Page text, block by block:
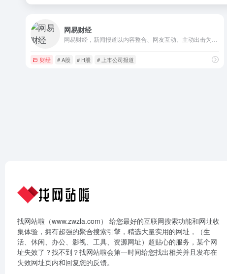
网易财经
财经 # A股 # H股 # 上市公司报道
找网站啦（www.zwzla.com） 给您最好的互联网搜索功能和网址收
集体验，拥有超强的聚合搜索引擎，精选大量实用的网址，（生
活、休闲、办公、影视、工具、资源网址）超贴心的服务，某个网
址失效了？找不到？找网站啦会第一时间给您找出相关并且发布在
失效网址页内和回复您的反馈。